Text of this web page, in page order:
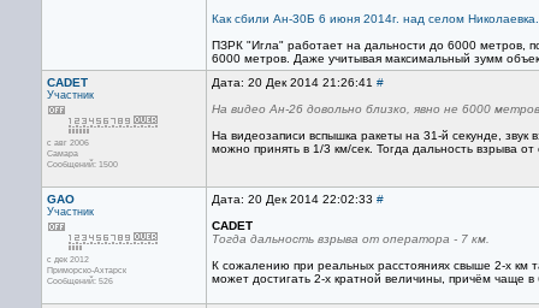
Как сбили Ан-30Б 6 июня 2014г. над селом
ПЗРК "Игла" работает на дальности до 6000 метров,
6000 метров. Даже учитывая максимальный зумм
CADET
Участник
с авг 2006
Самара
Сообщений: 1500
Дата: 20 Дек 2014 21:26:41 #
На видео Ан-26 довольно близко, явно не 6000
На видеозаписи вспышка ракеты на 31-й секунде,
можно принять в 1/3 км/сек. Тогда дальность взрыва
GAO
Участник
с дек 2012
Приморско-Ахтарск
Сообщений: 526
Дата: 20 Дек 2014 22:02:33 #
CADET
Тогда дальность взрыва от оператора - 7 км.
К сожалению при реальных расстояниях свыше 2-х км
может достигать 2-х кратной величины, причём чаще